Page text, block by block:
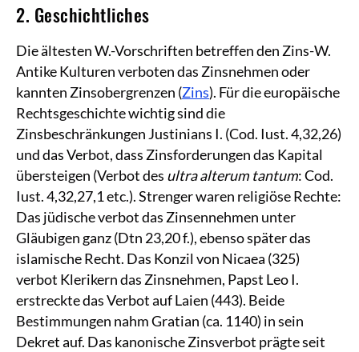
2. Geschichtliches
Die ältesten W.-Vorschriften betreffen den Zins-W.
Antike Kulturen verboten das Zinsnehmen oder
kannten Zinsobergrenzen (Zins). Für die europäische
Rechtsgeschichte wichtig sind die
Zinsbeschränkungen Justinians I. (Cod. Iust. 4,32,26)
und das Verbot, dass Zinsforderungen das Kapital
übersteigen (Verbot des ultra alterum tantum: Cod.
Iust. 4,32,27,1 etc.). Strenger waren religiöse Rechte:
Das jüdische verbot das Zinsennehmen unter
Gläubigen ganz (Dtn 23,20 f.), ebenso später das
islamische Recht. Das Konzil von Nicaea (325)
verbot Klerikern das Zinsnehmen, Papst Leo I.
erstreckte das Verbot auf Laien (443). Beide
Bestimmungen nahm Gratian (ca. 1140) in sein
Dekret auf. Das kanonische Zinsverbot prägte seit